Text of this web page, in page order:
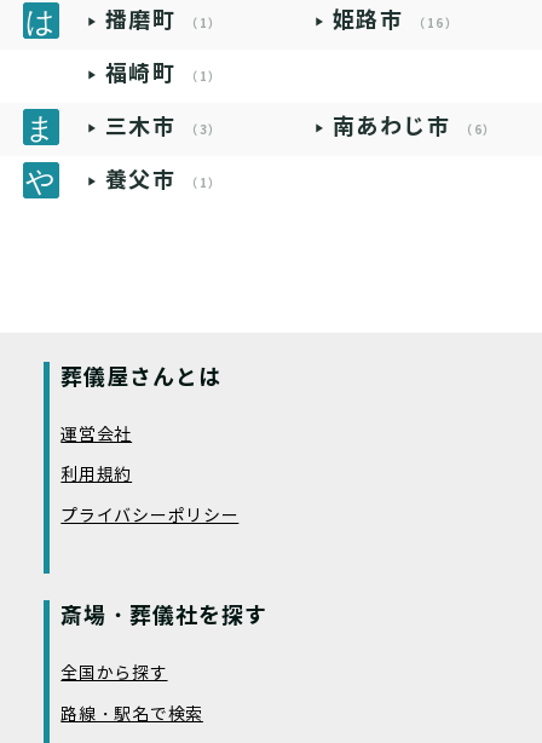
播磨町 （1） 姫路市 （16）
福崎町 （1）
三木市 （3） 南あわじ市 （6）
養父市 （1）
葬儀屋さんとは
運営会社
利用規約
プライバシーポリシー
斎場・葬儀社を探す
全国から探す
路線・駅名で検索